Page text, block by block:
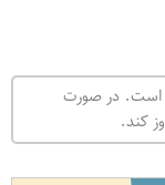
است. در صورت
کند.